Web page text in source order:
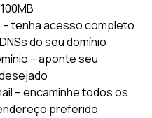
– tenha acesso completo
do seu domínio
– aponte seu
– encaminhe todos os
preferido